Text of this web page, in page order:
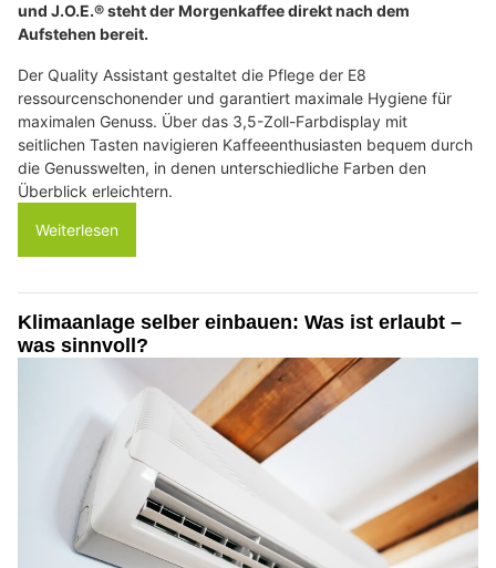
und J.O.E.® steht der Morgenkaffee direkt nach dem
Aufstehen bereit.
Der Quality Assistant gestaltet die Pflege der E8
ressourcenschonender und garantiert maximale Hygiene für
maximalen Genuss. Über das 3,5-Zoll-Farbdisplay mit
seitlichen Tasten navigieren Kaffeeenthusiasten bequem durch
die Genusswelten, in denen unterschiedliche Farben den
Überblick erleichtern.
Weiterlesen
Klimaanlage selber einbauen: Was ist erlaubt –
was sinnvoll?